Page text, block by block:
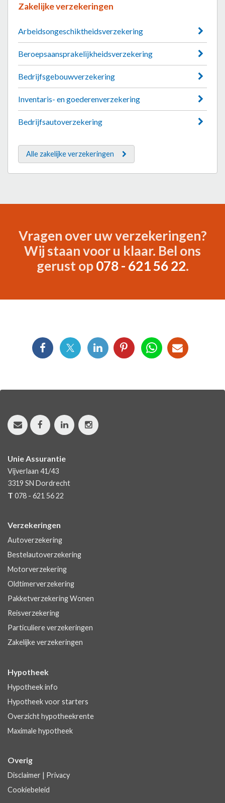
Zakelijke verzekeringen
Arbeidsongeschiktheidsverzekering
Beroepsaansprakelijkheidsverzekering
Bedrijfsgebouwverzekering
Inventaris- en goederenverzekering
Bedrijfsautoverzekering
Alle zakelijke verzekeringen
Vragen over uw verzekeringen?
Wij staan voor u klaar. Bel ons
gerust op078 - 621 56 22.
Unie Assurantie
Vijverlaan 41/43
3319 SN Dordrecht
T 078 - 621 56 22
Verzekeringen
Autoverzekering
Bestelautoverzekering
Motorverzekering
Oldtimerverzekering
Pakketverzekering Wonen
Reisverzekering
Particuliere verzekeringen
Zakelijke verzekeringen
Hypotheek
Hypotheek info
Hypotheek voor starters
Overzicht hypotheekrente
Maximale hypotheek
Overig
Disclaimer | Privacy
Cookiebeleid